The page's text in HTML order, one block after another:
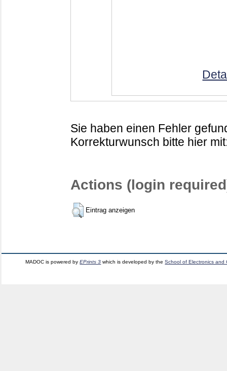
Sie haben einen Fehler
Korrekturwunsch bitte hier
Actions (login
Eintrag anzeigen
MADOC is powered byEPrints 3 which is developed by theSchool of Electronics and